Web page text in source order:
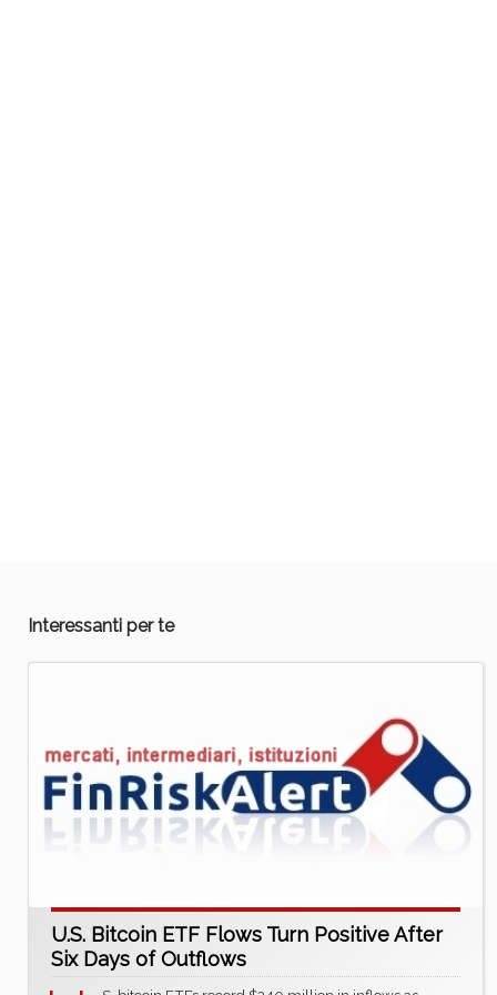
Interessanti per te
U.S. Bitcoin ETF Flows Turn Positive After
Six Days of Outflows